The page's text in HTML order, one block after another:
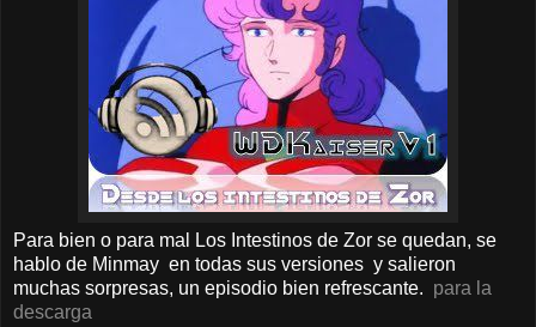
Para bien o para mal Los Intestinos de Zor se quedan, se
hablo de Minmay en todas sus versiones y salieron
muchas sorpresas, un episodio bien refrescante. para la
descarga